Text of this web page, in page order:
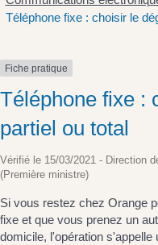
Téléphone fixe : choisir le
Fiche pratique
Téléphone fixe :
partiel ou total
Vérifié le 15/03/2021 - Direction
(Première ministre)
Si vous restez chez Orange
fixe et que vous prenez un
domicile, l'opération s'appelle